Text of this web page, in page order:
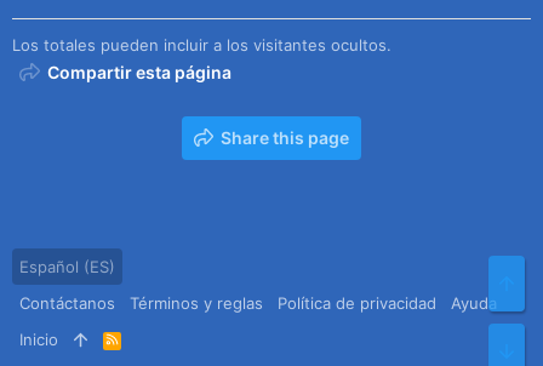
Los totales pueden incluir a los visitantes ocultos.
Compartir esta página
Share this page
Español (ES)
Contáctanos
Términos y reglas Política de privacidad
Ayuda
Inicio
R
S